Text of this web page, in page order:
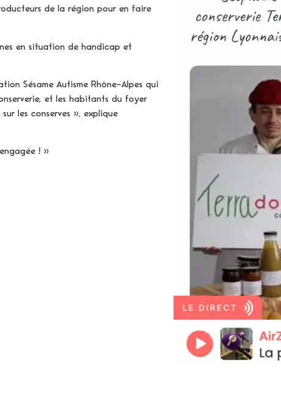
de la région pour en faire
en situation de handicap et
Sésame Autisme Rhône-Alpes qui
et les habitants du foyer
les conserves », explique
! »